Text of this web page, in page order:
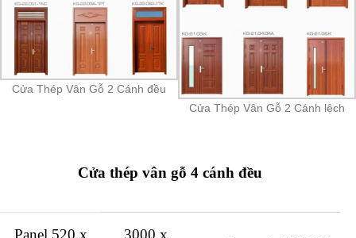
Cửa Thép Vân Gỗ 2 Cánh đều
Cửa Thép Vân Gỗ 2 Cánh lệch
Cửa thép vân gỗ 4 cánh đều
Panel 520 x
3000 x